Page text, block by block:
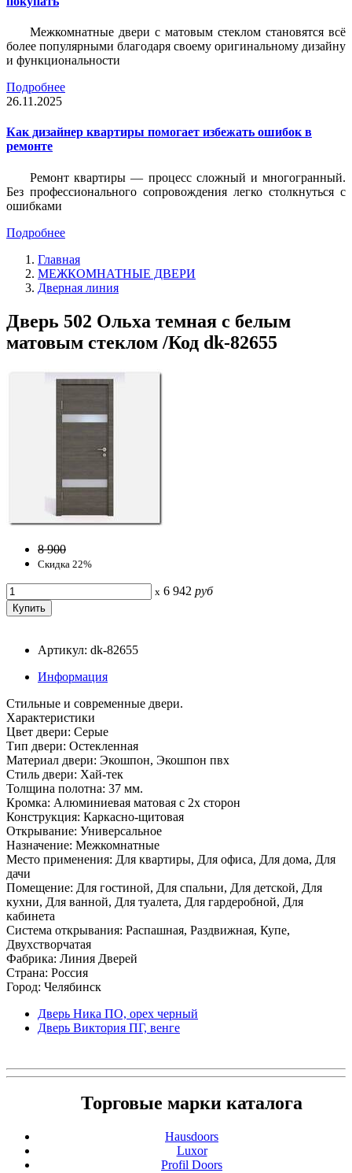
Межкомнатные двери с матовым стеклом становятся всё
более популярными благодаря своему оригинальному дизайну
и функциональности
Подробнее
26.11.2025
Как дизайнер квартиры помогает избежать ошибок в
ремонте
Ремонт квартиры — процесс сложный и многогранный.
Без профессионального сопровождения легко столкнуться с
ошибками
Подробнее
Главная
МЕЖКОМНАТНЫЕ ДВЕРИ
Дверная линия
Дверь 502 Ольха темная с белым
матовым стеклом /Код dk-82655
8 900
Скидка 22%
x 6 942 руб
Артикул: dk-82655
Информация
Стильные и современные двери.
Характеристики
Цвет двери: Серые
Тип двери: Остекленная
Материал двери: Экошпон, Экошпон пвх
Стиль двери: Хай-тек
Толщина полотна: 37 мм.
Кромка: Алюминиевая матовая с 2х сторон
Конструкция: Каркасно-щитовая
Открывание: Универсальное
Назначение: Межкомнатные
Место применения: Для квартиры, Для офиса, Для дома, Для
дачи
Помещение: Для гостиной, Для спальни, Для детской, Для
кухни, Для ванной, Для туалета, Для гардеробной, Для
кабинета
Система открывания: Распашная, Раздвижная, Купе,
Двухстворчатая
Фабрика: Линия Дверей
Страна: Россия
Город: Челябинск
Дверь Ника ПО, орех черный
Дверь Виктория ПГ, венге
Торговые марки каталога
Hausdoors
Luxor
Profil Doors